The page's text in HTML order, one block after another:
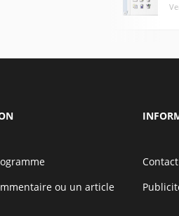
ou un article
Contact